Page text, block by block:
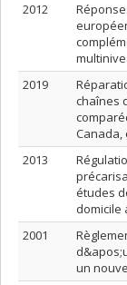
2012
2019
chaînes
Canada,
2013
études
domicile
2001
un